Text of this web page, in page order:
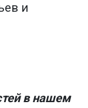
и
в нашем